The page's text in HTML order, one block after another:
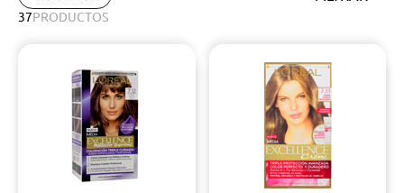
37PRODUCTOS